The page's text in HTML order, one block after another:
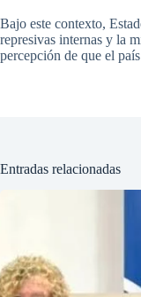
Bajo este contexto,
represivas internas y la
percepción de que el
Entradas relacionadas